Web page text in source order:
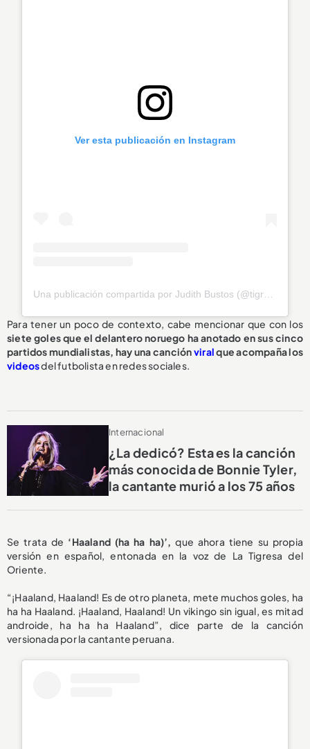
Ver esta publicación en Instagram
Una publicación compartida por Judith Bustos (@tigresadeloriente)
Para tener un poco de contexto, cabe mencionar que con los
siete goles que el delantero noruego ha anotado en sus cinco
partidos mundialistas, hay una canciónviralque acompaña los
videosdel futbolista en redes sociales.
Internacional
¿La dedicó? Esta es la canción
más conocida de Bonnie Tyler,
la cantante murió a los 75 años
Se trata de ‘Haaland (ha ha ha)’, que ahora tiene su propia
versión en español, entonada en la voz de La Tigresa del
Oriente.
“¡Haaland, Haaland! Es de otro planeta, mete muchos goles, ha
ha ha Haaland. ¡Haaland, Haaland! Un vikingo sin igual, es mitad
androide, ha ha ha Haaland”, dice parte de la canción
versionada por la cantante peruana.